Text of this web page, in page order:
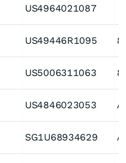
US4964021087
US49446R1095
US5006311063
US4846023053
SG1U68934629